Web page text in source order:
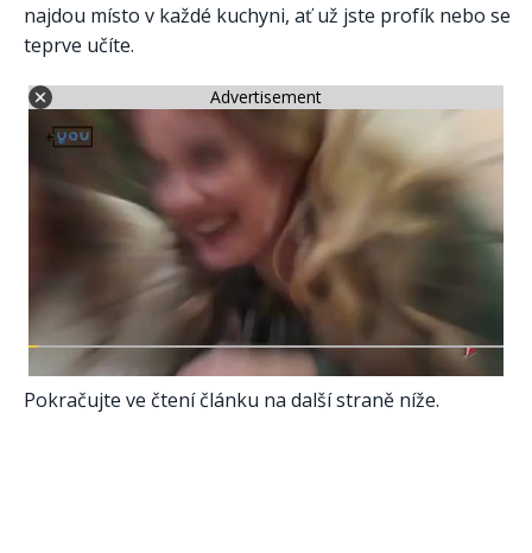
najdou místo v každé kuchyni, ať už jste profík nebo se
teprve učíte.
Advertisement
Pokračujte ve čtení článku na další straně níže.